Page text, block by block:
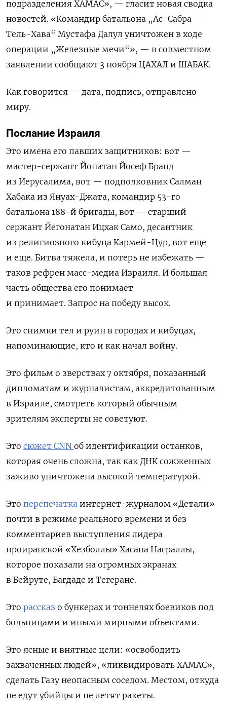
подразделения ХАМАС», — гласит новая сводка
новостей. «Командир батальона „Ас-Сабра –
Тель-Хава“ Мустафа Далул уничтожен в ходе
операции „Железные мечи“», — в совместном
заявлении сообщают 3 ноября ЦАХАЛ и ШАБАК.
Как говорится — дата, подпись, отправлено
миру.
Послание Израиля
Это имена его павших защитников: вот —
мастер-сержант Йонатан Йосеф Бранд
из Иерусалима, вот — подполковник Салман
Хабака из Януах-Джата, командир 53-го
батальона 188-й бригады, вот — старший
сержант Йегонатан Ицхак Само, десантник
из религиозного кибуца Кармей-Цур, вот еще
и еще. Битва тяжела, и потерь не избежать —
таков рефрен масс-медиа Израиля. И большая
часть общества его понимает
и принимает. Запрос на победу высок.
Это снимки тел и руин в городах и кибуцах,
напоминающие, кто и как начал войну.
Это фильм о зверствах 7 октября, показанный
дипломатам и журналистам, аккредитованным
в Израиле, смотреть который обычным
зрителям эксперты не советуют.
Это сюжет CNN об идентификации останков,
которая очень сложна, так как ДНК сожженных
заживо уничтожена высокой температурой.
Это перепечатка интернет-журналом «Детали»
почти в режиме реального времени и без
комментариев выступления лидера
проиранской «Хезболлы» Хасана Насраллы,
которое показали на огромных экранах
в Бейруте, Багдаде и Тегеране.
Это рассказ о бункерах и тоннелях боевиков под
больницами и иными мирными объектами.
Это ясные и внятные цели: «освободить
захваченных людей», «ликвидировать ХАМАС»,
сделать Газу неопасным соседом. Местом, откуда
не едут убийцы и не летят ракеты.